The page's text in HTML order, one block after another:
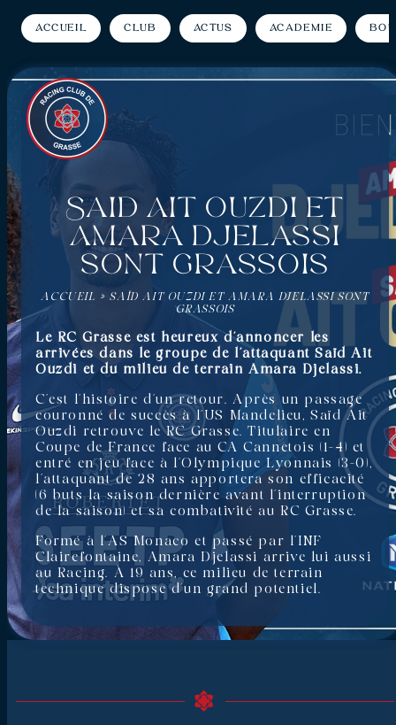
Accueil Club Actus Académie
Saïd Ait Ouzdi et
Amara Djelassi
sont grassois
ACCUEIL »SAÏD AIT OUZDI ET AMARA DJELASSI SONT
GRASSOIS
Le RC Grasse est heureux d’annoncer les
arrivées dans le groupe de l’attaquant Saïd Ait
Ouzdi et du milieu de terrain Amara Djelassi.
C’est l’histoire d’un retour. Après un passage
couronné de succès à l’US Mandelieu, Saïd Ait
Ouzdi retrouve le RC Grasse. Titulaire en
Coupe de France face au CA Cannetois (1-4) et
entré en jeu face à l’Olympique Lyonnais (3-0),
l’attaquant de 28 ans apportera son efficacité
(6 buts la saison dernière avant l’interruption
de la saison) et sa combativité au RC Grasse.
Formé à l’AS Monaco et passé par l’INF
Clairefontaine, Amara Djelassi arrive lui aussi
au Racing. À 19 ans, ce milieu de terrain
technique dispose d’un grand potentiel.